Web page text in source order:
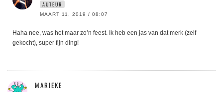
AUTEUR
MAART 11, 2019 / 08:07
Haha nee, was het maar zo’n feest. Ik heb een jas van dat merk (zelf
gekocht), super fijn ding!
MARIEKE